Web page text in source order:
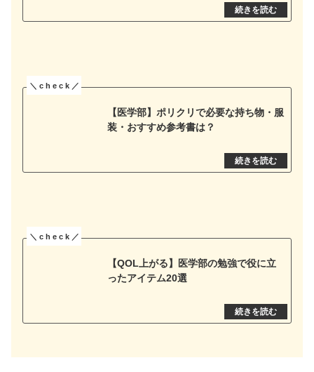
【医学部】ポリクリで必要な持ち物・服
装・おすすめ参考書は？
【QOL上がる】医学部の勉強で役に立
ったアイテム20選